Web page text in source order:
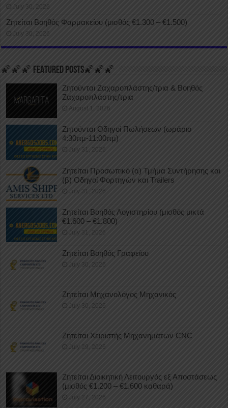
July 30, 2026
Ζητείται Βοηθός Φαρμακείου (μισθός €1.300 – €1.500)
July 30, 2026
🌠🌠🌠 FEATURED POSTS🌠🌠🌠
Ζητούνται Ζαχαροπλάστης/τρια & Βοηθός
Ζαχαροπλάστης/τρια
August 1, 2026
Ζητούνται Οδηγοί Πωλήσεων (ωράριο
4:30πμ-11:00πμ)
July 31, 2026
Ζητείται Προσωπικό (α) Τμήμα Συντήρησης και
(β) Οδηγοί Φορτηγών και Trailers
July 31, 2026
Ζητείται Βοηθός Λογιστηρίου (μισθός μικτά
€1.600 – €1.800)
July 31, 2026
Ζητείται Βοηθός Γραφείου
July 30, 2026
Ζητείται Μηχανολόγος Μηχανικός
July 30, 2026
Ζητείται Χειριστής Μηχανημάτων CNC
July 29, 2026
Ζητείται Διοικητική Λειτουργός εξ Αποστάσεως
(μισθός €1.200 – €1.600 καθαρά)
July 27, 2026